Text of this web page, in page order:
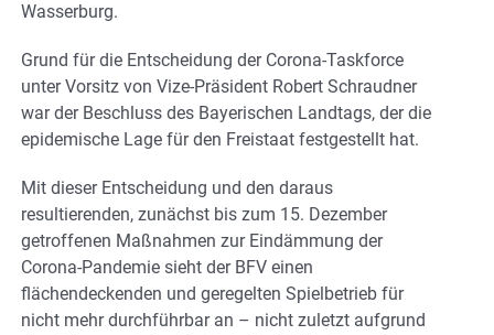
Wasserburg.
Grund für die Entscheidung der Corona-Taskforce
unter Vorsitz von Vize-Präsident Robert Schraudner
war der Beschluss des Bayerischen Landtags, der die
epidemische Lage für den Freistaat festgestellt hat.
Mit dieser Entscheidung und den daraus
resultierenden, zunächst bis zum 15. Dezember
getroffenen Maßnahmen zur Eindämmung der
Corona-Pandemie sieht der BFV einen
flächendeckenden und geregelten Spielbetrieb für
nicht mehr durchführbar an – nicht zuletzt aufgrund